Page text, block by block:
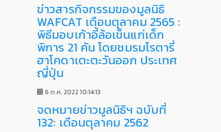
ข่าวสารกิจกรรมของมูลนิธิ
WAFCAT เดือนตุลาคม 2565 :
พิธีมอบเก้าอี้ล้อเข็นแก่เด็ก
พิการ 21 คัน โดยชมรมโรตารี่
ฮาโคดาเตะตะวันออก ประเทศ
ญี่ปุ่น
6 ต.ค. 2022 10:14:13
จดหมายข่าวมูลนิธิฯ ฉบับที่
132: เดือนตุลาคม 2562